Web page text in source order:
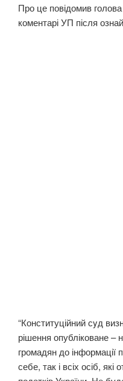
Про це повідомив
коментарі УП після
“Конституційний сyд
рішення опубліковане –
громадян до інформації
себе, так і всіх осіб,